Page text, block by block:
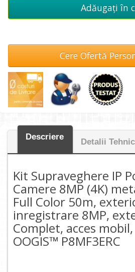
Adăugați în
Cere Ofertă
Descriere
Detalii
Kit Supraveghere IP
Camere 8MP (4K)
Full Color 50m,
inregistrare 8MP,
Complet, acces
OOGIS™ P8MF3ERC